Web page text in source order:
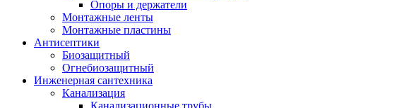
Опоры и держатели
Монтажные ленты
Монтажные пластины
Антисептики
Биозащитный
Огнебиозащитный
Инженерная сантехника
Канализация
Канализационные трубы